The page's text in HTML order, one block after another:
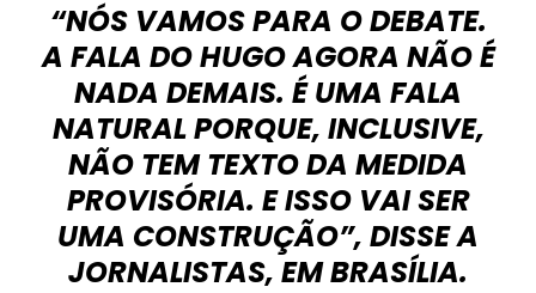
“NÓS VAMOS PARA O DEBATE.
A FALA DO HUGO AGORA NÃO É
NADA DEMAIS. É UMA FALA
NATURAL PORQUE, INCLUSIVE,
NÃO TEM TEXTO DA MEDIDA
PROVISÓRIA. E ISSO VAI SER
UMA CONSTRUÇÃO”, DISSE A
JORNALISTAS, EM BRASÍLIA.